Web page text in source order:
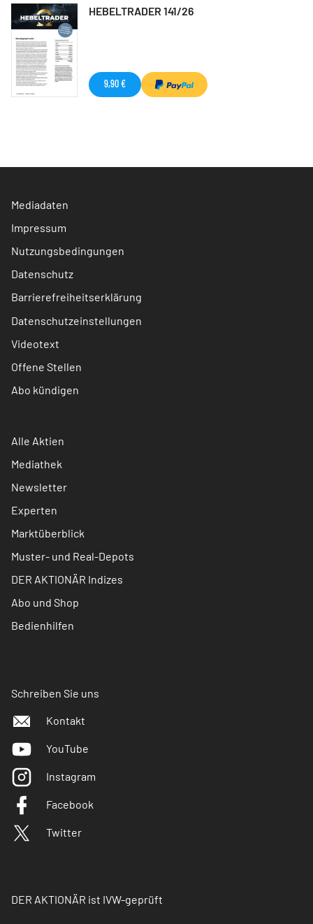
HEBELTRADER 141/26
9,90 €
Mediadaten
Impressum
Nutzungsbedingungen
Datenschutz
Barrierefreiheitserklärung
Datenschutzeinstellungen
Videotext
Offene Stellen
Abo kündigen
Alle Aktien
Mediathek
Newsletter
Experten
Marktüberblick
Muster- und Real-Depots
DER AKTIONÄR Indizes
Abo und Shop
Bedienhilfen
Schreiben Sie uns
Kontakt
YouTube
Instagram
Facebook
Twitter
DER AKTIONÄR ist IVW-geprüft